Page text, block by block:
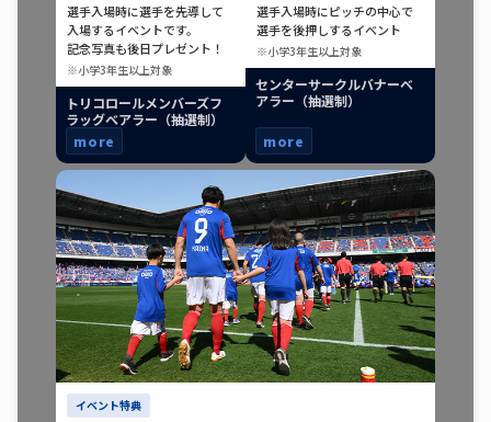
選手入場時に選手を先導して
入場するイベントです。
記念写真も後日プレゼント！
※小学3年生以上対象
トリコロールメンバーズフ
ラッグベアラー（抽選制）
more
選手入場時にピッチの中心で
選手を後押しするイベント
※小学3年生以上対象
センターサークルバナーベ
アラー（抽選制）
more
イベント特典